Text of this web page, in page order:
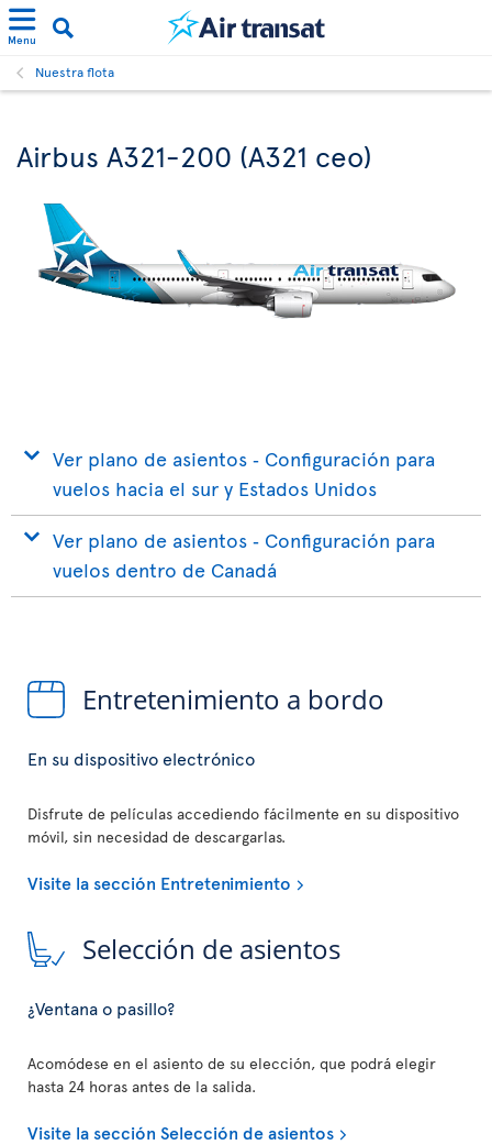
Menu
Nuestra flota
Airbus A321-200 (A321 ceo)
Ver plano de asientos ‐ Configuración para
vuelos hacia el sur y Estados Unidos
Ver plano de asientos ‐ Configuración para
vuelos dentro de Canadá
Entretenimiento a bordo
En su dispositivo electrónico
Disfrute de películas accediendo fácilmente en su dispositivo
móvil, sin necesidad de descargarlas.
Visite la sección Entretenimiento
Selección de asientos
¿Ventana o pasillo?
Acomódese en el asiento de su elección, que podrá elegir
hasta 24 horas antes de la salida.
Visite la sección Selección de asientos